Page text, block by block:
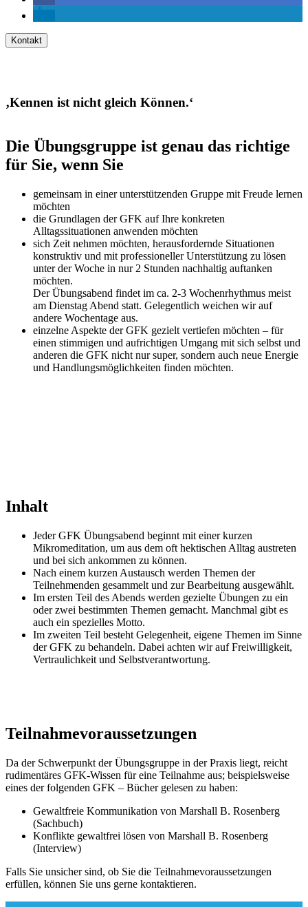
Kontakt
‚Kennen ist nicht gleich Können.‘
Die Übungsgruppe ist genau das richtige
für Sie, wenn Sie
gemeinsam in einer unterstützenden Gruppe mit Freude lernen
möchten
die Grundlagen der GFK auf Ihre konkreten
Alltagssituationen anwenden möchten
sich Zeit nehmen möchten, herausfordernde Situationen
konstruktiv und mit professioneller Unterstützung zu lösen
unter der Woche in nur 2 Stunden nachhaltig auftanken
möchten.
Der Übungsabend findet im ca. 2-3 Wochenrhythmus meist
am Dienstag Abend statt. Gelegentlich weichen wir auf
andere Wochentage aus.
einzelne Aspekte der GFK gezielt vertiefen möchten – für
einen stimmigen und aufrichtigen Umgang mit sich selbst und
anderen die GFK nicht nur super, sondern auch neue Energie
und Handlungsmöglichkeiten finden möchten.
Inhalt
Jeder GFK Übungsabend beginnt mit einer kurzen
Mikromeditation, um aus dem oft hektischen Alltag austreten
und bei sich ankommen zu können.
Nach einem kurzen Austausch werden Themen der
Teilnehmenden gesammelt und zur Bearbeitung ausgewählt.
Im ersten Teil des Abends werden gezielte Übungen zu ein
oder zwei bestimmten Themen gemacht. Manchmal gibt es
auch ein spezielles Motto.
Im zweiten Teil besteht Gelegenheit, eigene Themen im Sinne
der GFK zu behandeln. Dabei achten wir auf Freiwilligkeit,
Vertraulichkeit und Selbstverantwortung.
Teilnahmevoraussetzungen
Da der Schwerpunkt der Übungsgruppe in der Praxis liegt, reicht
rudimentäres GFK-Wissen für eine Teilnahme aus; beispielsweise
eines der folgenden GFK – Bücher gelesen zu haben:
Gewaltfreie Kommunikation von Marshall B. Rosenberg
(Sachbuch)
Konflikte gewaltfrei lösen von Marshall B. Rosenberg
(Interview)
Falls Sie unsicher sind, ob Sie die Teilnahmevoraussetzungen
erfüllen, können Sie uns gerne kontaktieren.